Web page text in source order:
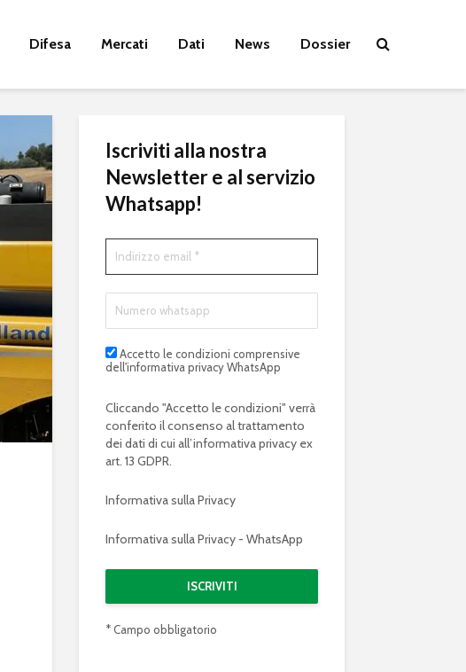
Difesa Mercati Dati News Dossier
Iscriviti alla nostra
Newsletter e al servizio
Whatsapp!
Accetto le condizioni comprensive
dell'informativa privacy WhatsApp
Cliccando "Accetto le condizioni" verrà
conferito il consenso al trattamento
dei dati di cui all’informativa privacy ex
art. 13 GDPR.
Informativa sulla Privacy
Informativa sulla Privacy - WhatsApp
* Campo obbligatorio